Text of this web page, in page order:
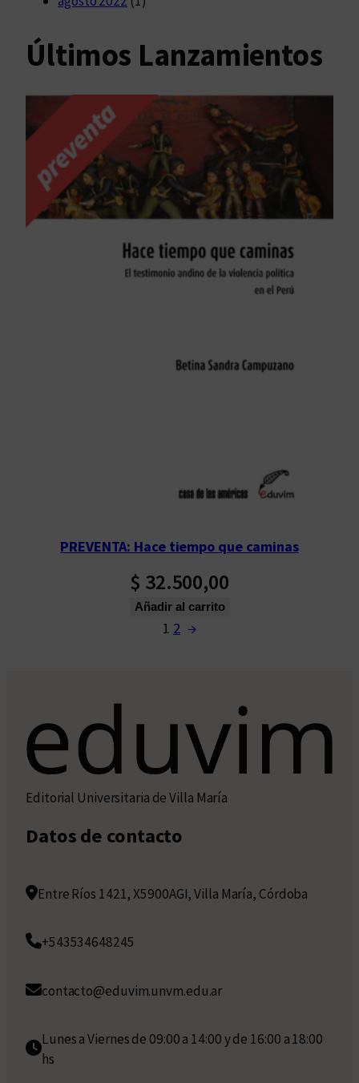
Últimos Lanzamientos
PREVENTA: Hace tiempo que caminas
$ 32.500,00
Añadir al carrito
1 2 →
Editorial Universitaria de Villa María
Datos de contacto
Entre Ríos 1421, X5900AGI, Villa María, Córdoba
+543534648245
contacto@eduvim.unvm.edu.ar
Lunes a Viernes de 09:00 a 14:00 y de 16:00 a 18:00
hs